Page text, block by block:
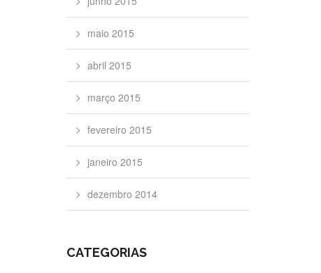
maio 2015
abril 2015
março 2015
fevereiro 2015
janeiro 2015
dezembro 2014
CATEGORIAS